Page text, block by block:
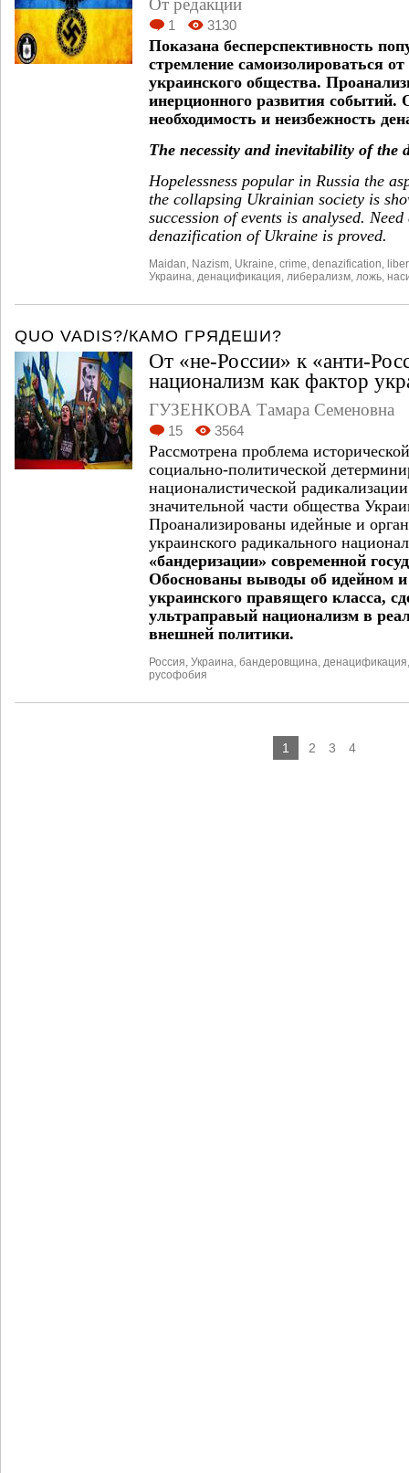
От редакции
1 3130
Показана бесперспективность
стремление самоизолироваться
украинского общества.
инерционного развития событий.
необходимость и неизбежность
The necessity and inevitability of the
Hopelessness popular in Russia the
the collapsing Ukrainian society is
succession of events is analysed.
denazification of Ukraine is proved.
Maidan Nazism Ukraine crime denazification
Украина денацификация либерализм ложь
QUO VADIS?/КАМО ГРЯДЕШИ?
От «не-России» к «анти-
национализм как фактор
ГУЗЕНКОВА Тамара Семеновна
15 3564
Рассмотрена проблема
социально-политической
националистической
значительной части общества
Проанализированы идейные и
украинского радикального
«бандеризации» современной
Обоснованы выводы об идейном и
украинского правящего класса,
ультраправый национализм в
внешней политики.
Россия Украина бандеровщина денацификация
русофобия
1 2 3 4